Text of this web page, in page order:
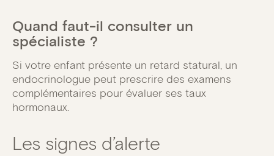
Quand faut-il consulter un
spécialiste ?
Si votre enfant présente un retard statural, un
endocrinologue peut prescrire des examens
complémentaires pour évaluer ses taux
hormonaux.
Les signes d’alerte